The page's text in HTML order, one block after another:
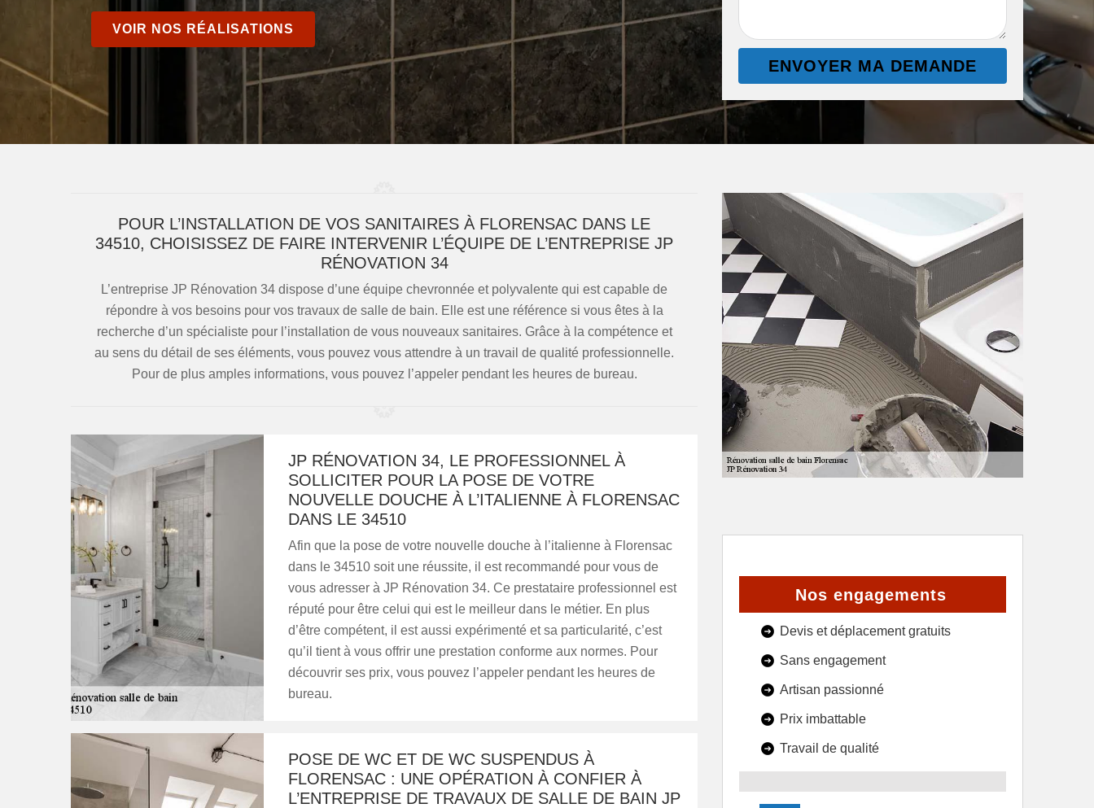
VOIR NOS RÉALISATIONS
POUR L’INSTALLATION DE VOS SANITAIRES À FLORENSAC DANS LE
34510, CHOISISSEZ DE FAIRE INTERVENIR L’ÉQUIPE DE L’ENTREPRISE JP
RÉNOVATION 34
L’entreprise JP Rénovation 34 dispose d’une équipe chevronnée et polyvalente qui est capable de
répondre à vos besoins pour vos travaux de salle de bain. Elle est une référence si vous êtes à la
recherche d’un spécialiste pour l’installation de vous nouveaux sanitaires. Grâce à la compétence et
au sens du détail de ses éléments, vous pouvez vous attendre à un travail de qualité professionnelle.
Pour de plus amples informations, vous pouvez l’appeler pendant les heures de bureau.
JP RÉNOVATION 34, LE PROFESSIONNEL À
SOLLICITER POUR LA POSE DE VOTRE
NOUVELLE DOUCHE À L’ITALIENNE À FLORENSAC
DANS LE 34510
Afin que la pose de votre nouvelle douche à l’italienne à Florensac
dans le 34510 soit une réussite, il est recommandé pour vous de
vous adresser à JP Rénovation 34. Ce prestataire professionnel est
réputé pour être celui qui est le meilleur dans le métier. En plus
d’être compétent, il est aussi expérimenté et sa particularité, c’est
qu’il tient à vous offrir une prestation conforme aux normes. Pour
découvrir ses prix, vous pouvez l’appeler pendant les heures de
bureau.
POSE DE WC ET DE WC SUSPENDUS À
FLORENSAC : UNE OPÉRATION À CONFIER À
L’ENTREPRISE DE TRAVAUX DE SALLE DE BAIN JP
Nos engagements
Devis et déplacement gratuits
Sans engagement
Artisan passionné
Prix imbattable
Travail de qualité